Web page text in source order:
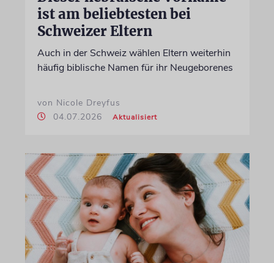
ist am beliebtesten bei
Schweizer Eltern
Auch in der Schweiz wählen Eltern weiterhin
häufig biblische Namen für ihr Neugeborenes
von Nicole Dreyfus
04.07.2026
Aktualisiert